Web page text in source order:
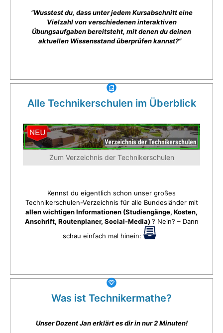
“Wusstest du, dass unter jedem Kursabschnitt eine
Vielzahl von verschiedenen interaktiven
Übungsaufgaben bereitsteht, mit denen du deinen
aktuellen Wissensstand überprüfen kannst?”
Alle Technikerschulen im Überblick
Zum Verzeichnis der Technikerschulen
Kennst du eigentlich schon unser großes
Technikerschulen-Verzeichnis für alle Bundesländer mit
allen wichtigen Informationen (Studiengänge, Kosten,
Anschrift, Routenplaner, Social-Media) ? Nein? – Dann
schau einfach mal hinein:
Was ist Technikermathe?
Unser Dozent Jan erklärt es dir in nur 2 Minuten!